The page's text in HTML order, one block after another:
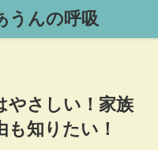
うんの呼吸
やさしい！家族
も知りたい！